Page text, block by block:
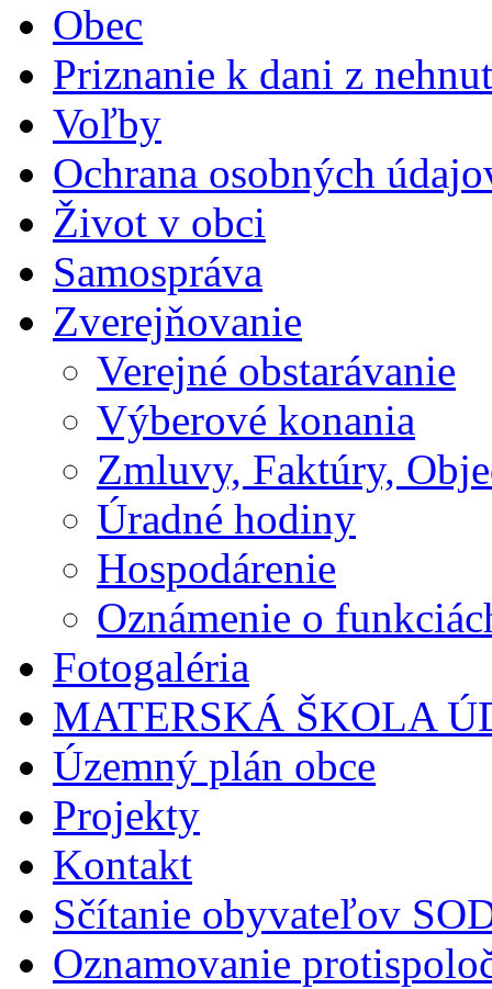
Obec
Priznanie k dani z
Voľby
Ochrana osobných
Život v obci
Samospráva
Zverejňovanie
Verejné obstarávanie
Výberové konania
Zmluvy, Faktúry,
Úradné hodiny
Hospodárenie
Oznámenie o
Fotogaléria
MATERSKÁ ŠKOLA
Územný plán obce
Projekty
Kontakt
Sčítanie obyvateľov
Oznamovanie